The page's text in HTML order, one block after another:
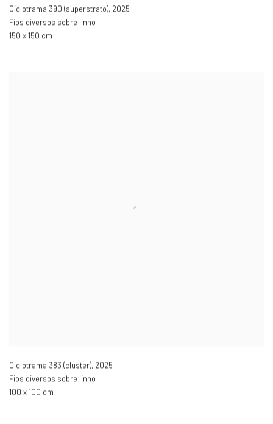
Ciclotrama 390 (superstrato), 2025
Fios diversos sobre linho
150 x 150 cm
Ciclotrama 383 (cluster), 2025
Fios diversos sobre linho
100 x 100 cm